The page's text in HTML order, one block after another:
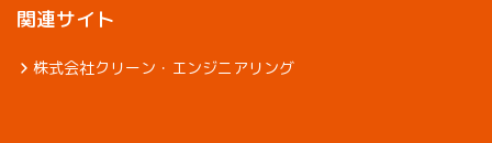
関連サイト
株式会社クリーン・エンジニアリング